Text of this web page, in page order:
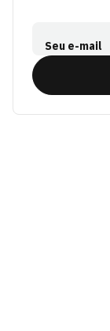
Seu e-mail